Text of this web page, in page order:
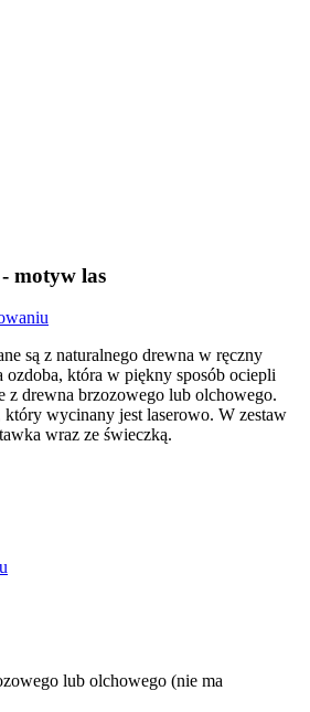
motyw las
są z naturalnego drewna w ręczny
ozdoba, która w piękny sposób ociepli
z drewna brzozowego lub olchowego.
wycinany jest laserowo. W zestaw
wraz ze świeczką.
lub olchowego (nie ma